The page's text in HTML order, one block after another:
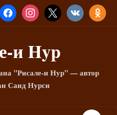
FACEBOOKINSTAGRAM
X VKONTAKTE
и Hyp
"Рисале-и Нур" — автор
Саид Нурси